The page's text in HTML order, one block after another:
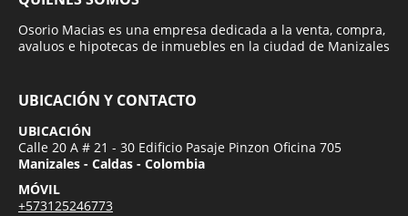
Osorio Macias es una empresa dedicada a la venta, compra,
avaluos e hipotecas de inmuebles en la ciudad de Manizales
UBICACIÓN Y CONTACTO
UBICACIÓN
Calle 20 A # 21 - 30 Edificio Pasaje Pinzon Oficina 705
Manizales - Caldas - Colombia
MÓVIL
+573125246773